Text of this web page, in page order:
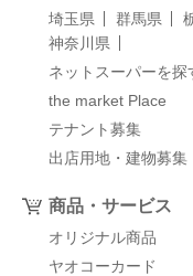
埼玉県
群馬県
神奈川県
ネットスーパーを探
the market Place
テナント募集
出店用地・建物募集
商品・サービス
オリジナル商品
ヤオコーカード